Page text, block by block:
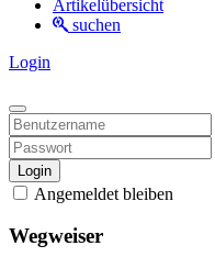
Artikelübersicht
suchen
Login
Login
Angemeldet bleiben
Wegweiser